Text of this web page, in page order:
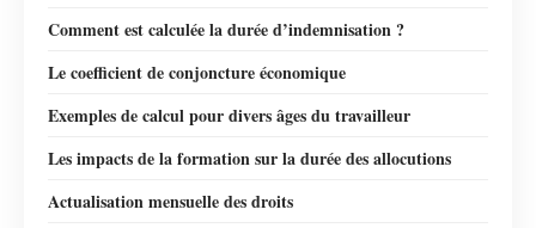
Comment est calculée la durée d’indemnisation ?
Le coefficient de conjoncture économique
Exemples de calcul pour divers âges du travailleur
Les impacts de la formation sur la durée des allocutions
Actualisation mensuelle des droits